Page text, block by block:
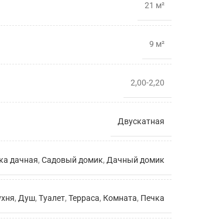
21 м²
9 м²
2,00-2,20
Двускатная
дачная, Садовый домик, Дачный домик
, Душ, Туалет, Терраса, Комната, Печка